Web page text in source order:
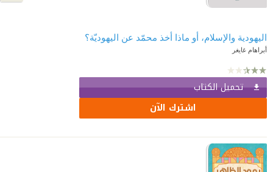
اليهودية والإسلام، أو ماذا أخذ محمّد عن اليهوديّة؟
أبراهام غايغر
تحميل الكتاب
اشترك الآن